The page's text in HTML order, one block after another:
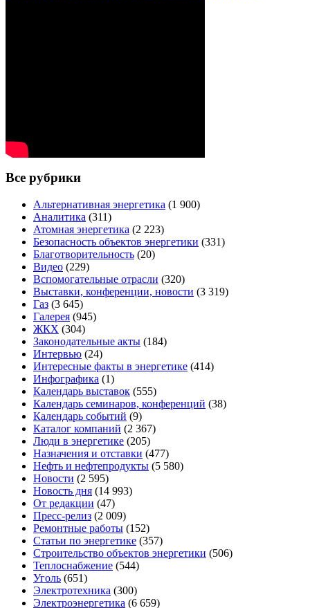
Все рубрики
Альтернативная энергетика (1 900)
Аналитика (311)
Атомная энергетика (2 223)
Безопасность объектов энергетики (331)
Благотворительность (20)
Видео (229)
Вспомогательные отрасли (320)
Выставки, конференции, новости (3 319)
Газ (3 645)
Галерея (945)
ЖКХ (304)
Законодательные акты (184)
Интервью (24)
Интересные факты в энергетике (414)
Инфографика (1)
Календарь выставок (555)
Календарь семинаров, конференций (38)
Календарь событий (9)
Каталог компаний (2 367)
Люди в энергетике (205)
Назначения и отставки (477)
Нефть и нефтепродукты (5 580)
Новости (2 595)
Новость дня (14 993)
От редакции (47)
Пресс-релиз (2 009)
Ремонтные работы (152)
Статьи по энергетике (357)
Строительство объектов энергетики (506)
Теплоснабжение (544)
Уголь (651)
Электротехника (300)
Электроэнергетика (6 659)